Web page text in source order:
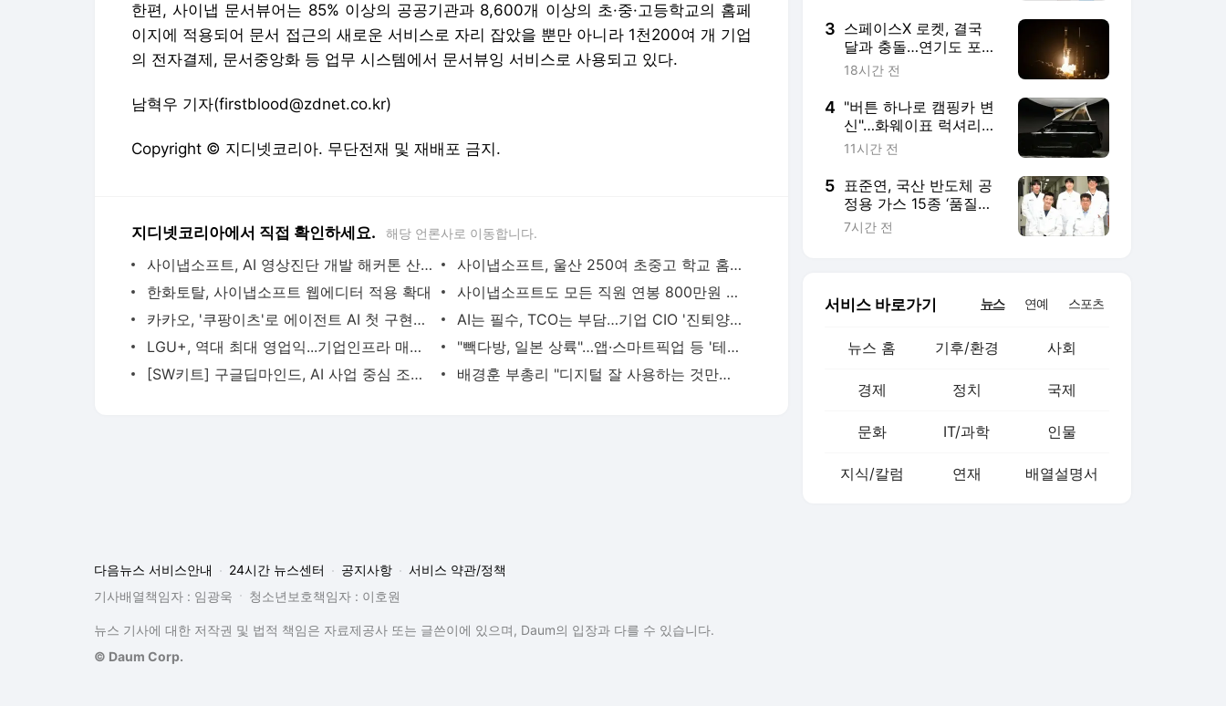
한편, 사이냅 문서뷰어는 85% 이상의 공공기관과 8,600개 이상의 초·중·고등학교의 홈페
이지에 적용되어 문서 접근의 새로운 서비스로 자리 잡았을 뿐만 아니라 1천200여 개 기업
의 전자결제, 문서중앙화 등 업무 시스템에서 문서뷰잉 서비스로 사용되고 있다.
남혁우 기자(firstblood@zdnet.co.kr)
Copyright © 지디넷코리아. 무단전재 및 재배포 금지.
지디넷코리아에서 직접 확인하세요. 해당 언론사로 이동합니다.
사이냅소프트, AI 영상진단 개발 해커톤 산업부 장관상 수상
사이냅소프트, 울산 250여 초중고 학교 홈페이지 문서뷰어 공급
한화토탈, 사이냅소프트 웹에디터 적용 확대
사이냅소프트도 모든 직원 연봉 800만원 파격 인상
카카오, '쿠팡이츠'로 에이전트 AI 첫 구현…검색광고까지 확장
AI는 필수, TCO는 부담…기업 CIO '진퇴양난'
LGU+, 역대 최대 영업익...기업인프라 매출 급성장
"빽다방, 일본 상륙"…앱·스마트픽업 등 '테크'로 도쿄 공략
[SW키트] 구글딥마인드, AI 사업 중심 조직 개편…연구소 색채 줄여
배경훈 부총리 "디지털 잘 사용하는 것만큼 안전하게 쓰는 역량 중요"
3 스페이스X 로켓, 결국
달과 충돌…연기도 포착
[우주로 간다]
18시간 전
4 "버튼 하나로 캠핑카 변
신"…화웨이표 럭셔리
SUV 화제
11시간 전
5 표준연, 국산 반도체 공
정용 가스 15종 ‘품질평
가 체계’ 구축
7시간 전
서비스 바로가기 뉴스 연예 스포츠
뉴스 홈 기후/환경 사회
경제 정치 국제
문화 IT/과학 인물
지식/칼럼 연재 배열설명서
다음뉴스 서비스안내 24시간 뉴스센터 공지사항
서비스 약관/정책
기사배열책임자 : 임광욱
청소년보호책임자 : 이호원
뉴스 기사에 대한 저작권 및 법적 책임은 자료제공사 또는 글쓴이에 있으며, Daum의 입장과 다를 수 있습니다.
© Daum Corp.